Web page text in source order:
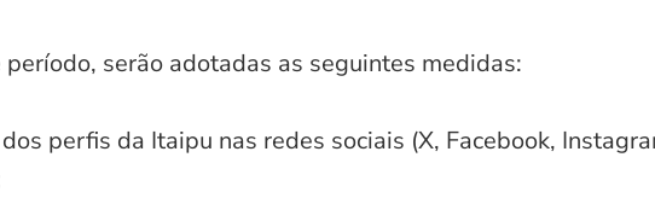
serão adotadas as seguintes medidas:
perfis da Itaipu nas redes sociais (X, Facebook,